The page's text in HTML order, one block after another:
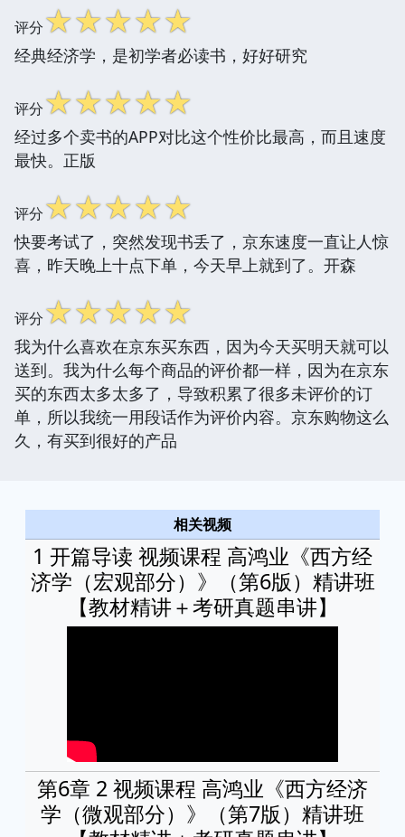
评分☆☆☆☆☆
经典经济学，是初学者必读书，好好研究
评分☆☆☆☆☆
经过多个卖书的APP对比这个性价比最高，而且速度
最快。正版
评分☆☆☆☆☆
快要考试了，突然发现书丢了，京东速度一直让人惊
喜，昨天晚上十点下单，今天早上就到了。开森
评分☆☆☆☆☆
我为什么喜欢在京东买东西，因为今天买明天就可以
送到。我为什么每个商品的评价都一样，因为在京东
买的东西太多太多了，导致积累了很多未评价的订
单，所以我统一用段话作为评价内容。京东购物这么
久，有买到很好的产品
相关视频
1 开篇导读 视频课程 高鸿业《西方经
济学（宏观部分）》（第6版）精讲班
【教材精讲＋考研真题串讲】
第6章 2 视频课程 高鸿业《西方经济
学（微观部分）》（第7版）精讲班